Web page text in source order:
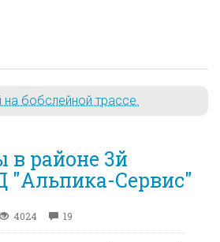
на бобслейной трассе.
в районе 3й
"Альпика-Сервис"
4024 19